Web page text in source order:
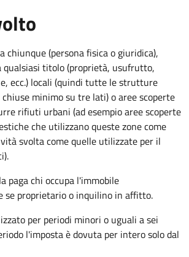
chiunque (persona fisica o giuridica),
qualsiasi titolo (proprietà, usufrutto,
ecc.) locali (quindi tutte le strutture
minimo su tre lati) o aree scoperte
rifiuti urbani (ad esempio aree scoperte
che utilizzano queste zone come
svolta come quelle utilizzate per il
paga chi occupa l'immobile
se proprietario o inquilino in affitto.
per periodi minori o uguali a sei
l'imposta è dovuta per intero solo dal